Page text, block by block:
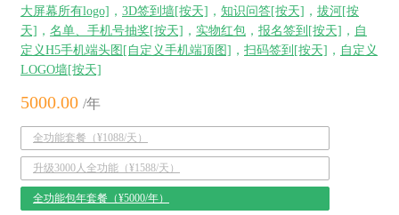
大屏幕所有logo] ， 3D签到墙[按天] ， 知识问答[按天] ， 拔河[按
天] ， 名单、手机号抽奖[按天] ， 实物红包 ， 报名签到[按天] ， 自
定义H5手机端头图[自定义手机端顶图] ， 扫码签到[按天] ， 自定义
LOGO墙[按天]
5000.00 /年
全功能套餐（¥1088/天）
升级3000人全功能（¥1588/天）
全功能包年套餐（¥5000/年）